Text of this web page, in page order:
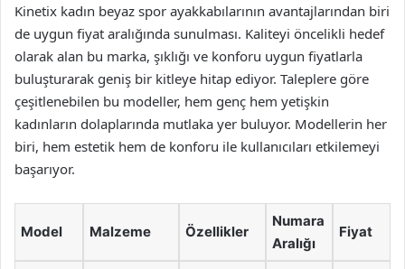
Kinetix kadın beyaz spor ayakkabılarının avantajlarından biri
de uygun fiyat aralığında sunulması. Kaliteyi öncelikli hedef
olarak alan bu marka, şıklığı ve konforu uygun fiyatlarla
buluşturarak geniş bir kitleye hitap ediyor. Taleplere göre
çeşitlenebilen bu modeller, hem genç hem yetişkin
kadınların dolaplarında mutlaka yer buluyor. Modellerin her
biri, hem estetik hem de konforu ile kullanıcıları etkilemeyi
başarıyor.
Model Malzeme Özellikler
Numara
Aralığı
Fiyat